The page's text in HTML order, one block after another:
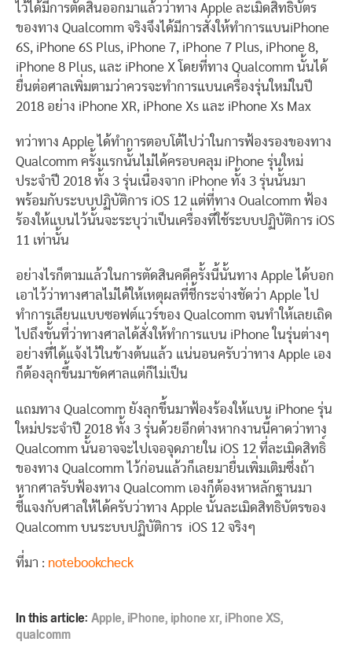
ไว้ได้มีการตัดสินออกมาแล้วว่าทาง Apple ละเมิดสิทธิบัตร
ของทาง Qualcomm จริงจึงได้มีการสั่งให้ทำการแบนiPhone
6S, iPhone 6S Plus, iPhone 7, iPhone 7 Plus, iPhone 8,
iPhone 8 Plus, และ iPhone X โดยที่ทาง Qualcomm นั้นได้
ยื่นต่อศาลเพิ่มตามว่าควรจะทำการแบนเครื่องรุ่นใหม่ในปี
2018 อย่าง iPhone XR, iPhone Xs และ iPhone Xs Max
ทว่าทาง Apple ได้ทำการตอบโต้ไปว่าในการฟ้องรองของทาง
Qualcomm ครั้งแรกนั้นไม่ได้ครอบคลุม iPhone รุ่นใหม่
ประจำปี 2018 ทั้ง 3 รุ่นเนื่องจาก iPhone ทั้ง 3 รุ่นนั้นมา
พร้อมกับระบบปฏิบัติการ iOS 12 แต่ที่ทาง Oualcomm ฟ้อง
ร้องให้แบนไว้นั้นจะระบุว่าเป็นเครื่องที่ใช้ระบบปฏิบัติการ iOS
11 เท่านั้น
อย่างไรก็ตามแล้วในการตัดสินคดีครั้งนี้นั้นทาง Apple ได้บอก
เอาไว้ว่าทางศาลไม่ได้ให้เหตุผลที่ชี้กระจ่างชัดว่า Apple ไป
ทำการเลียนแบบซอฟต์แวร์ของ Qualcomm จนทำให้เลยเถิด
ไปถึงขั้นที่ว่าทางศาลได้สั่งให้ทำการแบน iPhone ในรุ่นต่างๆ
อย่างที่ได้แจ้งไว้ในข้างต้นแล้ว แน่นอนครับว่าทาง Apple เอง
ก็ต้องลุกขึ้นมาขัดศาลแต่ก็ไม่เป็น
แถมทาง Qualcomm ยังลุกขึ้นมาฟ้องร้องให้แบน iPhone รุ่น
ใหม่ประจำปี 2018 ทั้ง 3 รุ่นด้วยอีกต่างหากงานนี้คาดว่าทาง
Qualcomm นั้นอาจจะไปเจอจุดภายใน iOS 12 ที่ละเมิดสิทธิ์
ของทาง Qualcomm ไว้ก่อนแล้วก็เลยมายื่นเพิ่มเติมซึ่งถ้า
หากศาลรับฟ้องทาง Qualcomm เองก็ต้องหาหลักฐานมา
ชี้แจงกับศาลให้ได้ครับว่าทาง Apple นั้นละเมิดสิทธิบัตรของ
Qualcomm บนระบบปฏิบัติการ iOS 12 จริงๆ
ที่มา : notebookcheck
In this article:Apple,iPhone,iphone xr,iPhone XS,
qualcomm